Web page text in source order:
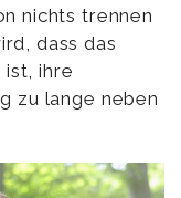
nichts trennen
dass das
ist, ihre
zu lange neben